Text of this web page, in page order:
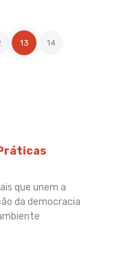
13 14
que unem a
da democracia